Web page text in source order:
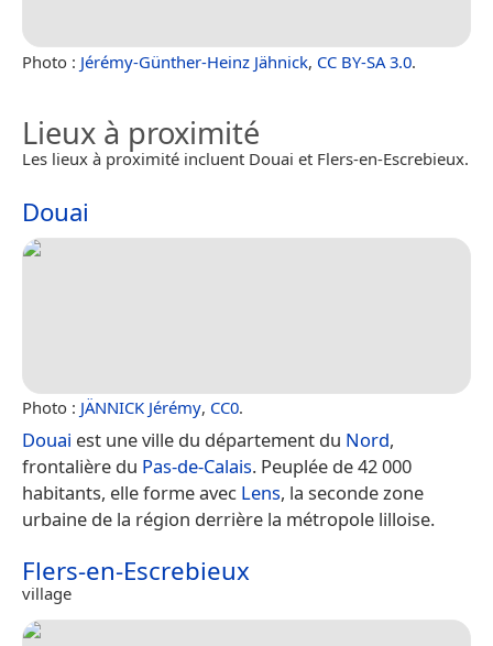
Photo : Jérémy-Günther-Heinz Jähnick, CC BY-SA 3.0.
Lieux à proximité
Les lieux à proximité incluent Douai et Flers-en-Escrebieux.
Douai
Photo : JÄNNICK Jérémy, CC0.
Douai est une ville du département du Nord,
frontalière du Pas-de-Calais. Peuplée de 42 000
habitants, elle forme avec Lens, la seconde zone
urbaine de la région derrière la métropole lilloise.
Flers-en-Escrebieux
village